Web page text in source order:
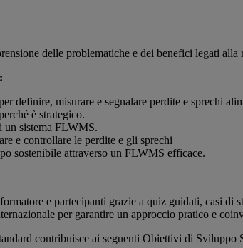
delle problematiche e dei benefici legati
definire, misurare e segnalare perdite e sprechi
è strategico.
un sistema FLWMS.
e controllare le perdite e gli sprechi
sostenibile attraverso un FLWMS efficace.
e partecipanti grazie a quiz guidati, casi
per garantire un approccio pratico e
contribuisce ai seguenti Obiettivi di Sviluppo